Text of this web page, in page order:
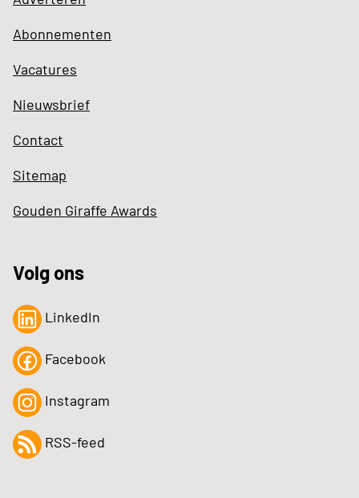
Abonnementen
Vacatures
Nieuwsbrief
Contact
Sitemap
Gouden Giraffe Awards
Volg ons
LinkedIn
Facebook
Instagram
RSS-feed